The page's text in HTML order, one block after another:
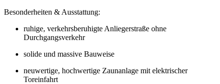
Besonderheiten & Ausstattung:
ruhige, verkehrsberuhigte Anliegerstraße ohne
Durchgangsverkehr
solide und massive Bauweise
neuwertige, hochwertige Zaunanlage mit elektrischer
Toreinfahrt